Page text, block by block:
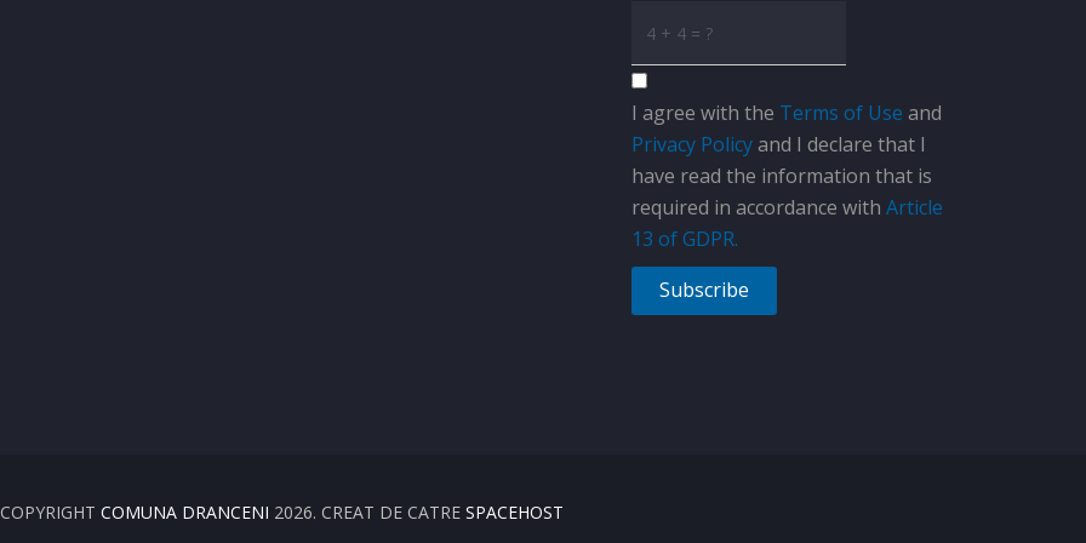
I agree with the Terms of Use and
Privacy Policyand I declare that I
have read the information that is
required in accordance with Article
13 of GDPR.
Subscribe
COMUNA DRANCENI 2026. CREAT DE CATRE SPACEHOST